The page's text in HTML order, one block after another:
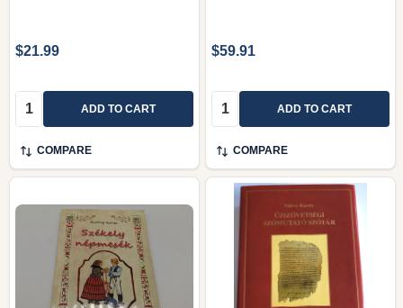
$21.99
Quantity: ADD TO CART
COMPARE
$59.91
Quantity: ADD TO CART
COMPARE